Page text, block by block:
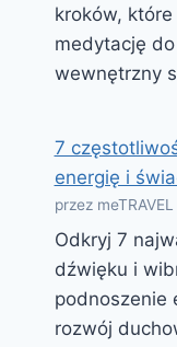
kroków,
medytację
wewnętrzny
7
energię i
przez meTRAVEL
Odkryj 7
dźwięku i
podnoszenie
rozwój